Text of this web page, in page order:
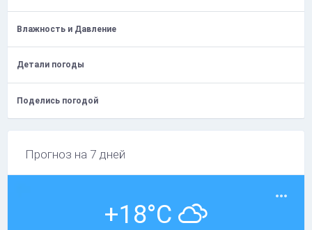
Влажность и Давление
Детали погоды
Поделись погодой
Прогноз на 7 дней
+18°C